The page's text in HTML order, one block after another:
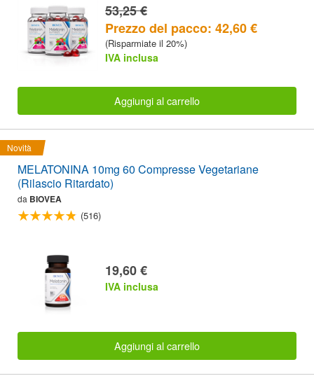
53,25 €
Prezzo del pacco: 42,60 €
(Risparmiate il 20%)
IVA inclusa
Aggiungi al carrello
Novità
MELATONINA 10mg 60 Compresse Vegetariane
(Rilascio Ritardato)
da BIOVEA
(516)
19,60 €
IVA inclusa
Aggiungi al carrello